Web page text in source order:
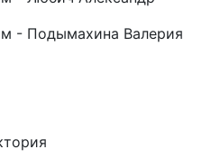
- Подымахина Валерия